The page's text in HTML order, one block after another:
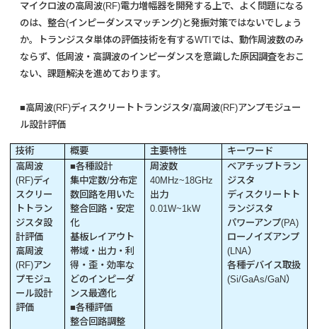
マイクロ波の高周波(RF)電力増幅器を開発する上で、よく問題になる
のは、整合(インピーダンスマッチング)と発振対策ではないでしょう
か。トランジスタ単体の評価技術を有するWTIでは、動作周波数のみ
ならず、低周波・高調波のインピーダンスを意識した原因調査をおこ
ない、課題解決を進めております。
■高周波(RF)ディスクリートトランジスタ/高周波(RF)アンプモジュー
ル設計評価
技術 概要 主要特性
キーワード
高周波
(RF)ディ
スクリー
トトラン
ジスタ設
計評価
高周波
(RF)アン
プモジュ
ール設計
評価
■各種設計
集中定数/分布定
数回路を用いた
整合回路・安定
化
基板レイアウト
帯域・出力・利
得・歪・効率な
どのインピーダ
ンス最適化
■各種評価
整合回路調整
周波数
40MHz~18GHz
出力
0.01W~1kW
ベアチップトラン
ジスタ
ディスクリートト
ランジスタ
パワーアンプ(PA)
ローノイズアンプ
(LNA）
各種デバイス取扱
(Si/GaAs/GaN）